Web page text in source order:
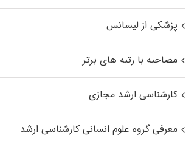
پزشکی از لیسانس
مصاحبه با رتبه های برتر
کارشناسی ارشد مجازی
معرفی گروه علوم انسانی کارشناسی ارشد